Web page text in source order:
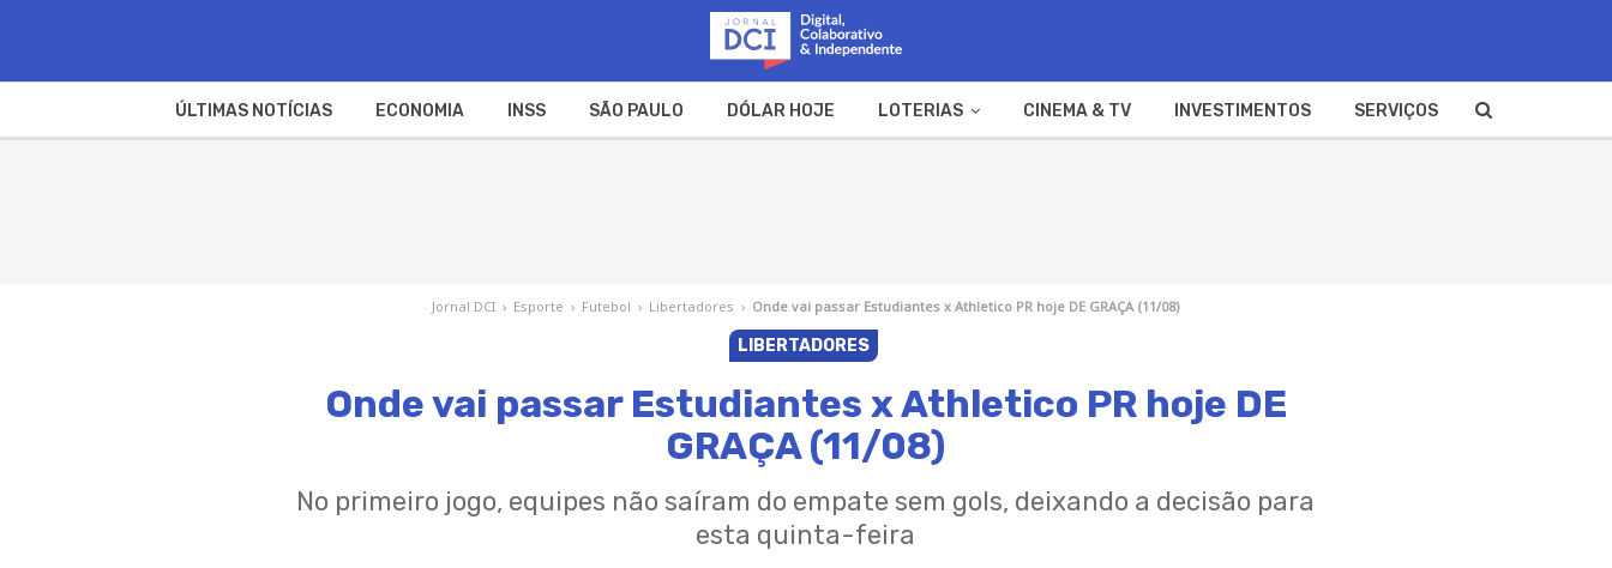
ÚLTIMAS NOTÍCIAS ECONOMIA INSS SÃO PAULO DÓLAR HOJE LOTERIAS CINEMA & TV INVESTIMENTOS SERVIÇOS
Jornal DCI › Esporte › Futebol › Libertadores › Onde vai passar Estudiantes x Athletico PR hoje DE GRAÇA (11/08)
LIBERTADORES
Onde vai passar Estudiantes x Athletico PR hoje DE
GRAÇA (11/08)
No primeiro jogo, equipes não saíram do empate sem gols, deixando a decisão para
esta quinta-feira